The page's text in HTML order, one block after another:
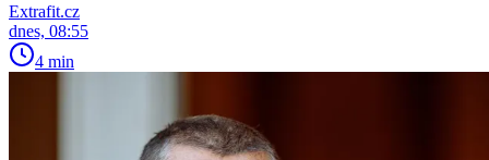
Extrafit.cz
dnes, 08:55
4 min